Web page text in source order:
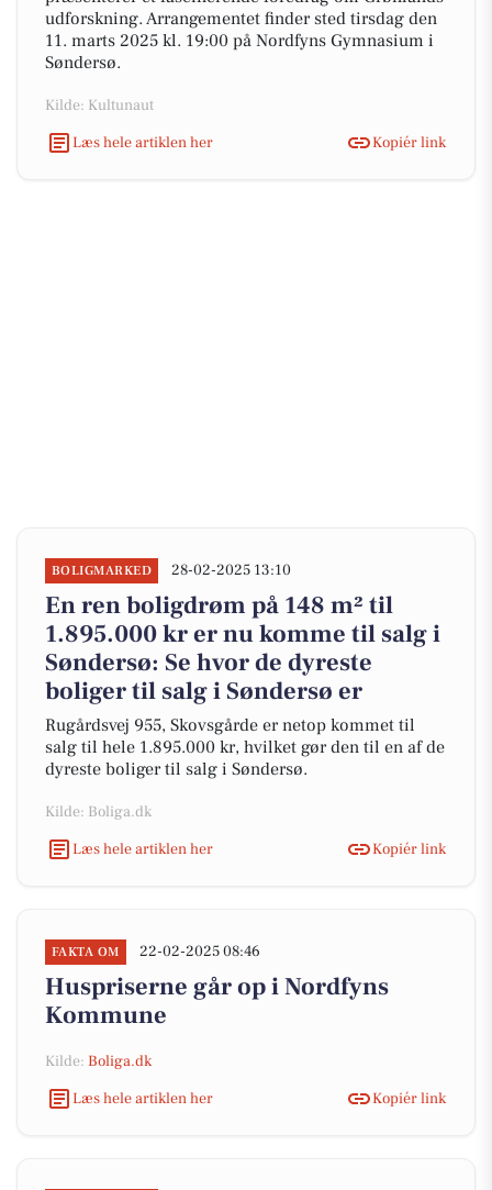
udforskning. Arrangementet finder sted tirsdag den
11. marts 2025 kl. 19:00 på Nordfyns Gymnasium i
Søndersø.
Kilde: Kultunaut
Læs hele artiklen her
Kopiér link
BOLIGMARKED 28-02-2025 13:10
En ren boligdrøm på 148 m² til
1.895.000 kr er nu komme til salg i
Søndersø: Se hvor de dyreste
boliger til salg i Søndersø er
Rugårdsvej 955, Skovsgårde er netop kommet til
salg til hele 1.895.000 kr, hvilket gør den til en af de
dyreste boliger til salg i Søndersø.
Kilde: Boliga.dk
Læs hele artiklen her
Kopiér link
FAKTA OM 22-02-2025 08:46
Huspriserne går op i Nordfyns
Kommune
Kilde: Boliga.dk
Læs hele artiklen her
Kopiér link